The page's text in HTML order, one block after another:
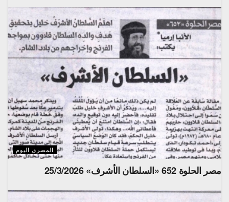
المصرى اليوم
مصر الحلوة 652 «السلطان الأشرف» 25/3/2026